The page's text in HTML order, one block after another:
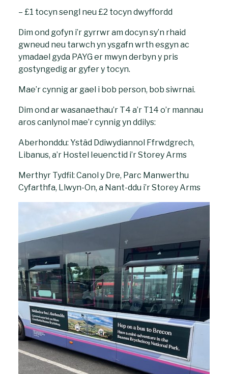
– £1 tocyn sengl neu £2 tocyn dwyffordd
Dim ond gofyn i’r gyrrwr am docyn sy’n rhaid
gwneud neu tarwch yn ysgafn wrth esgyn ac
ymadael gyda PAYG er mwyn derbyn y pris
gostyngedig ar gyfer y tocyn.
Mae’r cynnig ar gael i bob person, bob siwrnai.
Dim ond ar wasanaethau’r T4 a’r T14 o’r mannau
aros canlynol mae’r cynnig yn ddilys:
Aberhonddu: Ystâd Ddiwydiannol Ffrwdgrech,
Libanus, a’r Hostel Ieuenctid i’r Storey Arms
Merthyr Tydfil: Canol y Dre, Parc Manwerthu
Cyfarthfa, Llwyn-On, a Nant-ddu i’r Storey Arms